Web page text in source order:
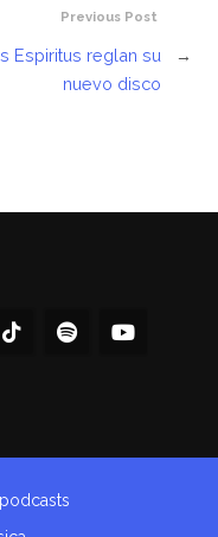
Previous Post
Espiritus reglan su
nuevo disco
→